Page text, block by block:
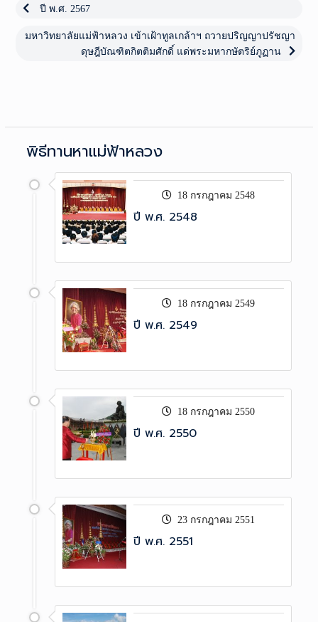
นำทาง
เรื่อง
Previous
ปี พ.ศ. 2567
Next
มหาวิทยาลัยแม่ฟ้าหลวง เข้าเฝ้าทูลเกล้าฯ ถวายปริญญาปรัชญา
ดุษฎีบัณฑิตกิตติมศักดิ์ แด่พระมหากษัตริย์ภูฏาน
พิธีทานหาแม่ฟ้าหลวง
18 กรกฎาคม 2548
ปี พ.ศ. 2548
18 กรกฎาคม 2549
ปี พ.ศ. 2549
18 กรกฎาคม 2550
ปี พ.ศ. 2550
23 กรกฎาคม 2551
ปี พ.ศ. 2551